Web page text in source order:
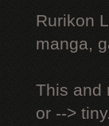
Rurikon
manga,
This and
or -->